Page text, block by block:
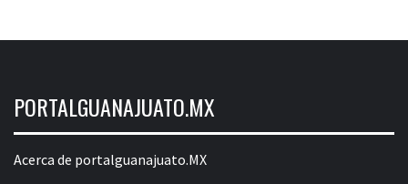
PORTALGUANAJUATO.MX
Acerca de portalguanajuato.MX